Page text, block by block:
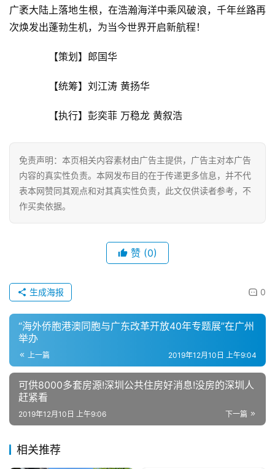
经
济
乐
综
艺
房
母
婴
亲
女
性
时
尚
广袤大陆上落地生根，在浩瀚海洋中乘风破浪，千年丝路再
次焕发出蓬勃生机，为当今世界开启新航程！
【策划】郎国华
【统筹】刘江涛 黄扬华
【执行】彭奕菲 万稳龙 黄叙浩
免责声明：本页相关内容素材由广告主提供，广告主对本广告
内容的真实性负责。本网发布目的在于传递更多信息，并不代
表本网赞同其观点和对其真实性负责，此文仅供读者参考，不
作买卖依据。
赞 (0)
0
生成海报
“海外侨胞港澳同胞与广东改革开放40年专题展”在广州
举办
上一篇 2019年12月10日 上午9:04
可供8000多套房源!深圳公共住房好消息!没房的深圳人
赶紧看
下一篇
2019年12月10日 上午9:06
相关推荐